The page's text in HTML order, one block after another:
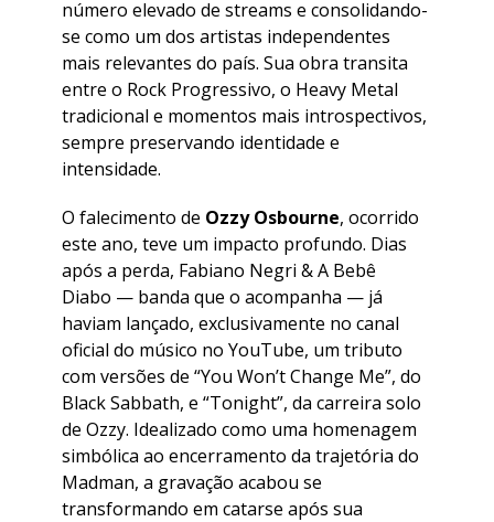
número elevado de streams e consolidando-
se como um dos artistas independentes
mais relevantes do país. Sua obra transita
entre o Rock Progressivo, o Heavy Metal
tradicional e momentos mais introspectivos,
sempre preservando identidade e
intensidade.
​O falecimento de Ozzy Osbourne, ocorrido
este ano, teve um impacto profundo. Dias
após a perda, Fabiano Negri & A Bebê
Diabo — banda que o acompanha — já
haviam lançado, exclusivamente no canal
oficial do músico no YouTube, um tributo
com versões de “You Won’t Change Me”, do
Black Sabbath, e “Tonight”, da carreira solo
de Ozzy. Idealizado como uma homenagem
simbólica ao encerramento da trajetória do
Madman, a gravação acabou se
transformando em catarse após sua